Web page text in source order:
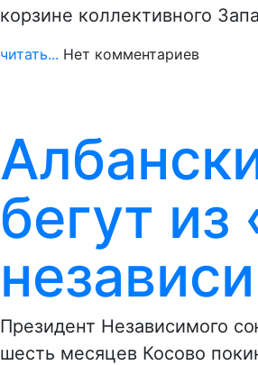
корзине коллективного
читать... Нет комментариев
бегут из
Президент Независимого
шесть месяцев Косово